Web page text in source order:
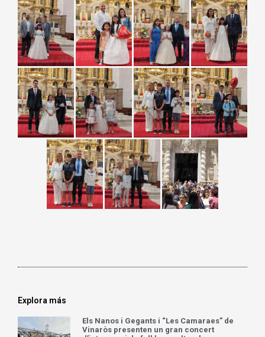
Explora más
Els Nanos i Gegants i “Les Camaraes” de
Vinaròs presenten un gran concert